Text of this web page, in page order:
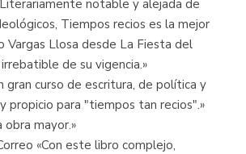
notable y alejada de
Tiempos recios es la mejor
Vargas Llosa desde La Fiesta del
de su vigencia.»
gran curso de escritura, de política y
propicio para "tiempos tan recios".»
obra mayor.»
«Con este libro complejo,